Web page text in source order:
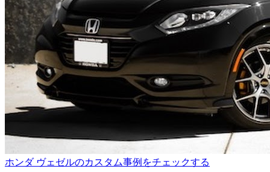
ホンダ ヴェゼルのカスタム事例をチェックする